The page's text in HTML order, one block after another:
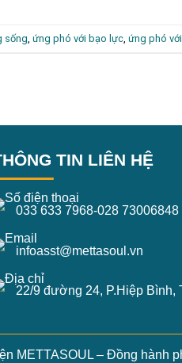
sống ứng phó với bạo lực ứng phó
TIN LIÊN HỆ
033 633 7968-028 73006848
infoasst@mettasoul.vn
22/9 đường 24, P.Hiệp Bình,
METTASOUL – Đồng hành